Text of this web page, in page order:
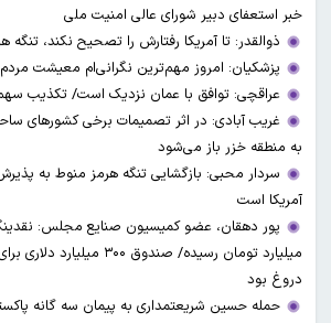
خبر استعفای دبیر شورای عالی امنیت ملی
ذوالقدر: تا آمریکا رفتارش را تصحیح نکند، تنگه
پزشکیان: امروز مهم‌ترین نگرانی‌ام معیشت
عراقچی: توافق با عمان نزدیک است/ تکذیب سهم ۱۱ درصدی ایران از
غریب آبادی: در اثر تصمیمات برخی کشورهای
به منطقه خزر باز می‌شود
سردار محبی: بازگشایی تنگه هرمز منوط به
آمریکا است
میلیارد تومان رسیده/ صندوق
دروغ بود
حمله حسین شریعتمداری به پیمان سه گانه